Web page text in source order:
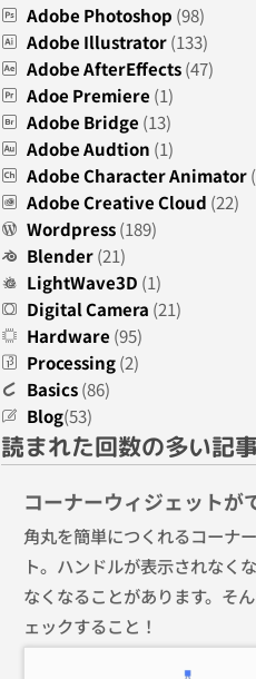
Adobe Photoshop (98)
Adobe Illustrator(133)
Adobe AfterEffects(47)
Adoe Premiere (1)
Adobe Bridge (13)
Adobe Audtion (1)
Adobe Character Animator
Adobe Creative Cloud (22)
Wordpress(189)
Blender(21)
LightWave3D (1)
Digital Camera (21)
Hardware (95)
Processing(2)
Basics(86)
Blog(53)
読まれた回数の多い記事
コーナーウィジェットが
角丸を簡単につくれるコーナ
ト。ハンドルが表示されなく
なくなることがあります。そ
ェックすること！